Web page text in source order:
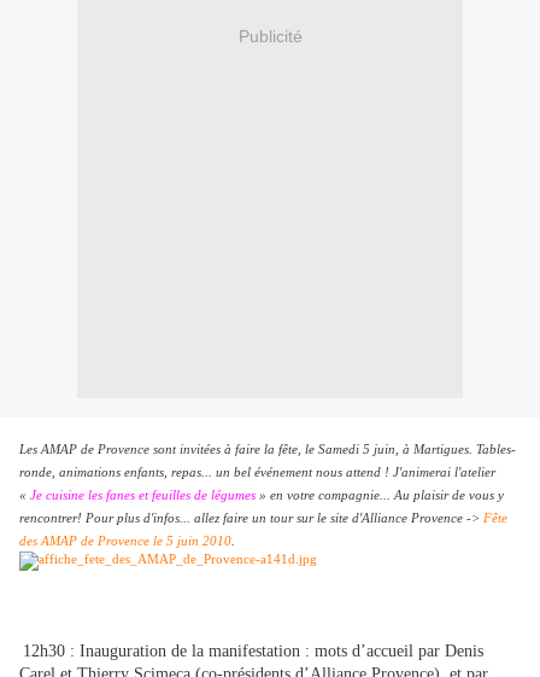
Publicité
Les AMAP de Provence sont invitées à faire la fête, le Samedi 5 juin, à Martigues. Tables-
ronde, animations enfants, repas... un bel événement nous attend ! J'animerai l'atelier
« Je cuisine les fanes et feuilles de légumes » en votre compagnie... Au plaisir de vous y
rencontrer! Pour plus d'infos... allez faire un tour sur le site d'Alliance Provence -> Fête
des AMAP de Provence le 5 juin 2010
12h30 : Inauguration de la manifestation : mots d’accueil par Denis